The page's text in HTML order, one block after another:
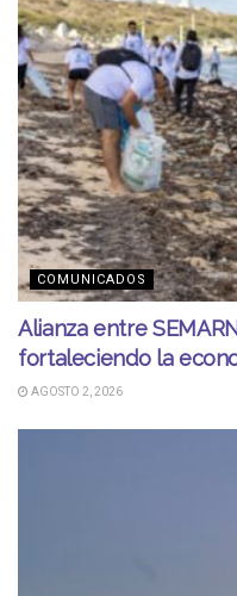
COMUNICADOS
Alianza entre
fortaleciendo la
AGOSTO 2, 2026